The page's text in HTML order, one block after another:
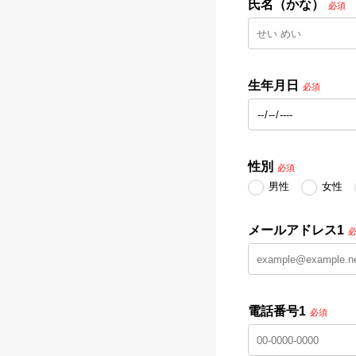
氏名（かな） 必須
生年月日 必須
性別 必須
男性 女性
メールアドレス1
電話番号1 必須